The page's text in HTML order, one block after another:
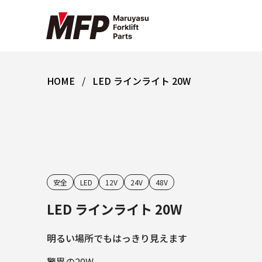
HOME LED ラインライト 20W
安全 LED 12V 24V 48V
LED ラインライト 20W
明るい場所でもはっきり見えます